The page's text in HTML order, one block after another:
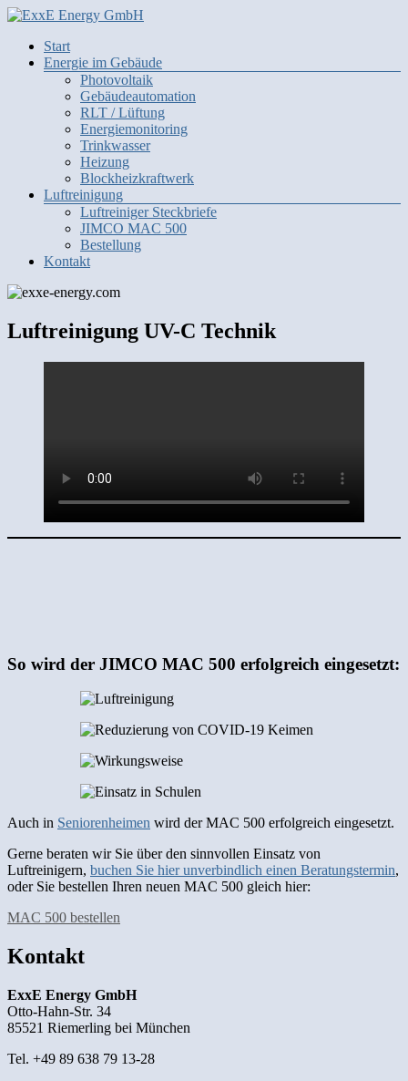
Zum
springen
exxe-
energy.com
Menü
Start
Energie im Gebäude
Photovoltaik
Gebäudeautomation
RLT / Lüftung
Energiemonitoring
Trinkwasser
Heizung
Blockheizkraftwerk
Luftreinigung
Luftreiniger Steckbriefe
JIMCO MAC 500
Bestellung
Kontakt
Luftreinigung UV-C Technik
So wird der JIMCO MAC 500 erfolgreich eingesetzt:
Auch in Seniorenheimen wird der MAC 500 erfolgreich eingesetzt.
Gerne beraten wir Sie über den sinnvollen Einsatz von
Luftreinigern, buchen Sie hier unverbindlich einen Beratungstermin,
oder Sie bestellen Ihren neuen MAC 500 gleich hier:
MAC 500 bestellen
Kontakt
ExxE Energy GmbH
Otto-Hahn-Str. 34
85521 Riemerling bei München
Tel. +49 89 638 79 13-28